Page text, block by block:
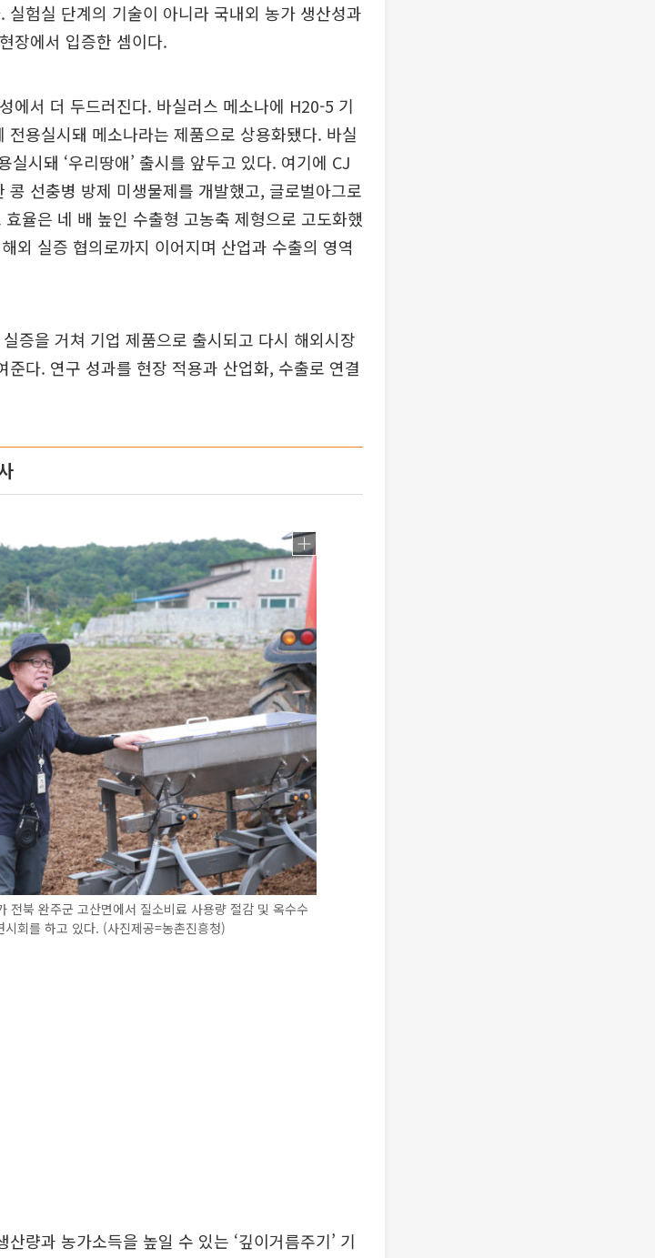
험실 단계의 기술이 아니라 국내외 농가 생산성과
장에서 입증한 셈이다.
에서 더 두드러진다. 바실러스 메소나에 H20-5 기
용실시돼 메소나라는 제품으로 상용화됐다. 바실
시돼 ‘우리땅애’ 출시를 앞두고 있다. 여기에 CJ
선충병 방제 미생물제를 개발했고, 글로벌아그로
율은 네 배 높인 수출형 고농축 제형으로 고도화했
외 실증 협의로까지 이어지며 산업과 수출의 영역
증을 거쳐 기업 제품으로 출시되고 다시 해외시장
다. 연구 성과를 현장 적용과 산업화, 수출로 연결
북 완주군 고산면에서 질소비료 사용량 절감 및 옥수수
회를 하고 있다. (사진제공=농촌진흥청)
량과 농가소득을 높일 수 있는 ‘깊이거름주기’ 기